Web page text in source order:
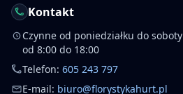
Kontakt
Czynne od poniedziałku do soboty
od 8:00 do 18:00
Telefon: 605 243 797
E-mail: biuro@florystykahurt.pl